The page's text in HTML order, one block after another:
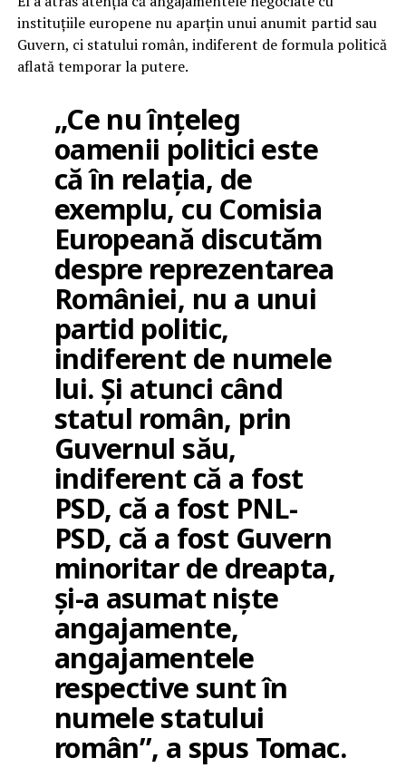
instituțiile europene nu aparțin unui anumit partid sau
Guvern, ci statului român, indiferent de formula politică
aflată temporar la putere.
„Ce nu înțeleg
oamenii politici este
că în relația, de
exemplu, cu Comisia
Europeană discutăm
despre reprezentarea
României, nu a unui
partid politic,
indiferent de numele
lui. Și atunci când
statul român, prin
Guvernul său,
indiferent că a fost
PSD, că a fost PNL-
PSD, că a fost Guvern
minoritar de dreapta,
și-a asumat niște
angajamente,
angajamentele
respective sunt în
numele statului
român”, a spus Tomac.